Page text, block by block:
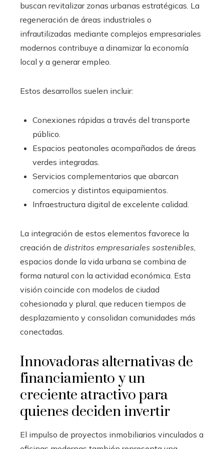
buscan revitalizar zonas urbanas estratégicas. La
regeneración de áreas industriales o
infrautilizadas mediante complejos empresariales
modernos contribuye a dinamizar la economía
local y a generar empleo.
Estos desarrollos suelen incluir:
Conexiones rápidas a través del transporte
público.
Espacios peatonales acompañados de áreas
verdes integradas.
Servicios complementarios que abarcan
comercios y distintos equipamientos.
Infraestructura digital de excelente calidad.
La integración de estos elementos favorece la
creación de distritos empresariales sostenibles,
espacios donde la vida urbana se combina de
forma natural con la actividad económica. Esta
visión coincide con modelos de ciudad
cohesionada y plural, que reducen tiempos de
desplazamiento y consolidan comunidades más
conectadas.
Innovadoras alternativas de
financiamiento y un
creciente atractivo para
quienes deciden invertir
El impulso de proyectos inmobiliarios vinculados a